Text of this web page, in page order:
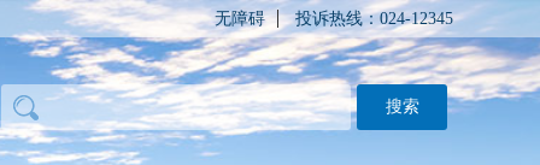
无障碍 投诉热线：024-12345